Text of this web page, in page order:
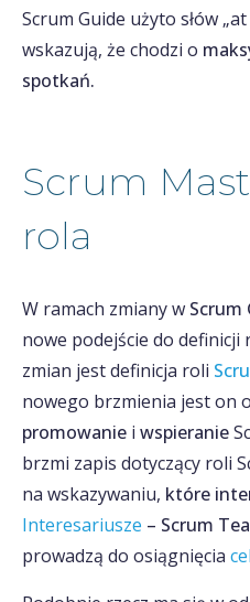
Scrum Guide użyto słów
wskazują, że chodzi o
spotkań.
Scrum
rola
W ramach zmiany w Scrum
nowe podejście do definicji
zmian jest definicja roli
nowego brzmienia jest on
promowanie i wspieranie
brzmi zapis dotyczący roli
na wskazywaniu, które
Interesariusze – Scrum
prowadzą do osiągnięcia